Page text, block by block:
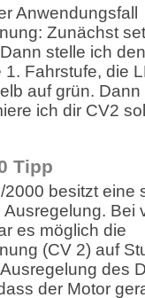
Anwendungsfall
Zunächst
stelle ich
1. Fahrstufe, die
auf grün. Dann
ich dir CV2
Tipp
2000 besitzt eine
Bei
es möglich die
(CV 2) auf
des
der Motor